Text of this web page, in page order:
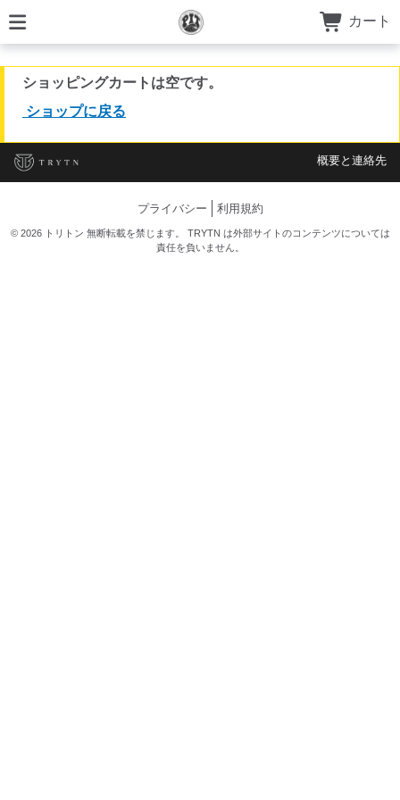
カート
ショッピングカートは空です。
ショップに戻る
概要と連絡先
プライバシー 利用規約
© 2026 トリトン 無断転載を禁じます。 TRYTN は外部サイトのコンテンツについては
責任を負いません。